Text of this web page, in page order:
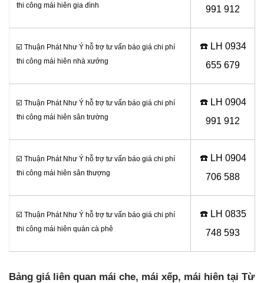
thi công mái hiên gia đình
991 912
☑️ Thuận Phát Như Ý hỗ trợ tư vấn báo giá chi phí
thi công mái hiên nhà xưởng
☎️ LH 0934
655 679
☑️ Thuận Phát Như Ý hỗ trợ tư vấn báo giá chi phí
thi công mái hiên sân trường
☎️ LH 0904
991 912
☑️ Thuận Phát Như Ý hỗ trợ tư vấn báo giá chi phí
thi công mái hiên sân thượng
☎️ LH 0904
706 588
☑️ Thuận Phát Như Ý hỗ trợ tư vấn báo giá chi phí
thi công mái hiên quán cà phê
☎️ LH 0835
748 593
Bảng giá liên quan mái che, mái xếp, mái hiên tại Từ